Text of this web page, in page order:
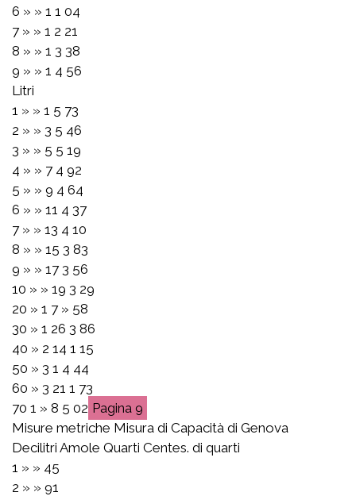
6 » » 1 1 04
7 » » 1 2 21
8 » » 1 3 38
9 » » 1 4 56
Litri
1 » » 1 5 73
2 » » 3 5 46
3 » » 5 5 19
4 » » 7 4 92
5 » » 9 4 64
6 » » 11 4 37
7 » » 13 4 10
8 » » 15 3 83
9 » » 17 3 56
10 » » 19 3 29
20 » 1 7 » 58
30 » 1 26 3 86
40 » 2 14 1 15
50 » 3 1 4 44
60 » 3 21 1 73
70 1 » 8 5 02
9
Misure metriche Misura di Capacità di Genova
Decilitri Amole Quarti Centes. di quarti
1 » » 45
2 » » 91